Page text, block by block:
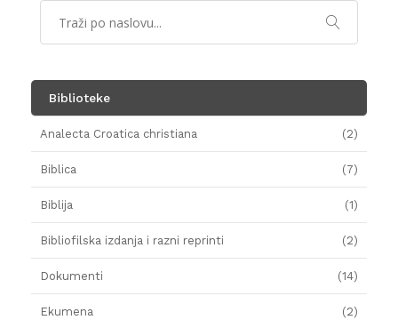
Biblioteke
Analecta Croatica christiana (2)
Biblica (7)
Biblija (1)
Bibliofilska izdanja i razni reprinti (2)
Dokumenti (14)
Ekumena (2)